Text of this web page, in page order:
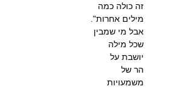
זה כולה כמה
מילים אחרות".
אבל מי שמבין
שכל מילה
יושבת על
הר של
משמעויות